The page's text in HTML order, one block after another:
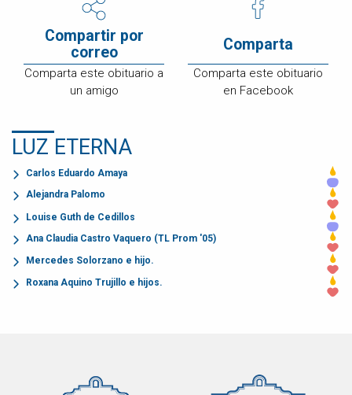
Compartir por
correo
Comparta este obituario a
un amigo
Comparta
Comparta este obituario
en Facebook
LUZ ETERNA
Carlos Eduardo Amaya
Alejandra Palomo
Louise Guth de Cedillos
Ana Claudia Castro Vaquero (TL Prom '05)
Mercedes Solorzano e hijo.
Roxana Aquino Trujillo e hijos.